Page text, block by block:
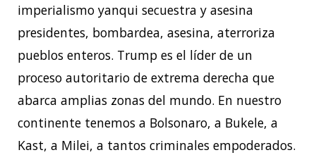
imperialismo yanqui secuestra y asesina
presidentes, bombardea, asesina, aterroriza
pueblos enteros. Trump es el líder de un
proceso autoritario de extrema derecha que
abarca amplias zonas del mundo. En nuestro
continente tenemos a Bolsonaro, a Bukele, a
Kast, a Milei, a tantos criminales empoderados.